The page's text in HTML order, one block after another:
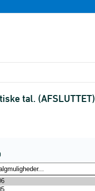
tal. (AFSLUTTET)